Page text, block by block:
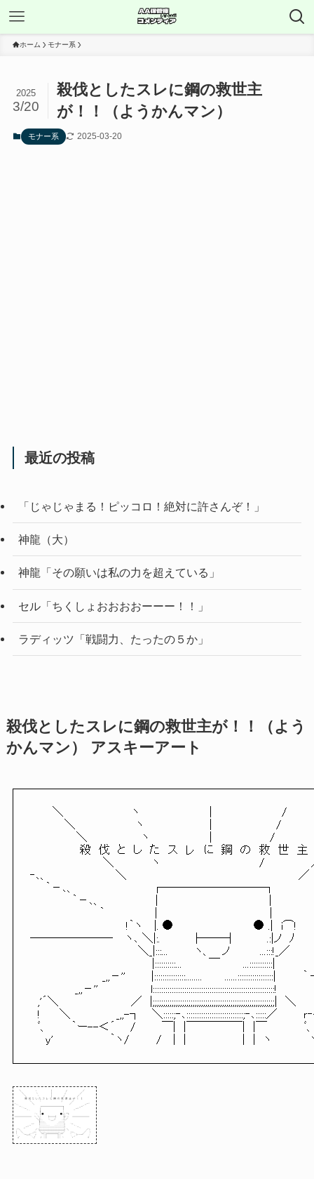
ホーム モナー系
殺伐としたスレに鋼の救世主
が！！（ようかんマン）
2025
3/20
モナー系 2025-03-20
最近の投稿
「じゃじゃまる！ピッコロ！絶対に許さんぞ！」
神龍（大）
神龍「その願いは私の力を超えている」
セル「ちくしょおおおおーーー！！」
ラディッツ「戦闘力、たったの５か」
殺伐としたスレに鋼の救世主が！！（よう
かんマン） アスキーアート
＼ 　 　 　 　　　　ヽ　　　　　　　　　|　　　　　　　　　/　　
＼　　　 　 　 　 ヽ　　　　　　　　 |　 　 　 　 　 　/　　　
＼　　　　　　　ヽ 　 　 　 　 　 |　　　　　　 　/　　　　　
殺　伐　と　し　た　ス　レ　に　鋼　の　救　世　主
＼　　 　 　ヽ　　　　　　　 　 　 　 　/　　　　　　
‐､、　 　 　 　 　 　 ＼　　　　　　　　　　　　　　　 　 　 　 　 　／
｀－､、　　　　　　　　　　┌─────────┐　　　 　
｀－､、　　　　　　　|　　　　　　　　　　　 　 　 | 　 　 　
!｀ヽ　 |. ●　 　 　 　　　　　　● .|　i⌒!
───────‐　 ヽ､ ＼|:.　　　　├──┤　　　　.:|ノ　
＼_|:::...　　　 ヽ、 　ノ　　 　 ...:::!_／
|::::::::::...　　　 ￣　　　...:::::::::::|
_,,－'' 　 　 |:::::::::::::::........ 　　 ......:::::::::::::::::|　　 　｀
_,,－'' 　 　 　 　　l::::::::::::::::::::::::::::::::::::::::::::::::::::::::::!　 　 　
,'´＼　　　　　　 　 　 ／　|;;;;;;;;;;;;;;;;;;;;;;;;;;;;;;;;;;;;;;;;;;;;;;;;;;;;;;;;;;|　＼　　
!　 　＼　　　　 　 _,,-┐ 　＼:::::;‐､:::::::::::::::::::::::::::;‐､:::::／ 　 　 ｒ
ﾞ、　　　｀ー--＜´ 　 / 　 　 ￣|　|￣￣￣￣￣|　|￣ 　 　 　 ﾞ